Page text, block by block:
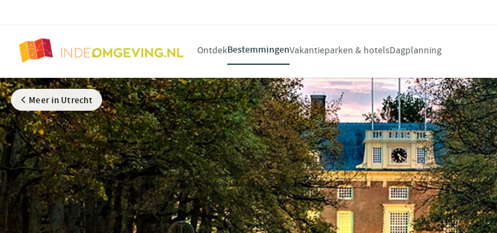
OntdekBestemmingenVakantieparken & hotelsDagplanning
Meer in Utrecht